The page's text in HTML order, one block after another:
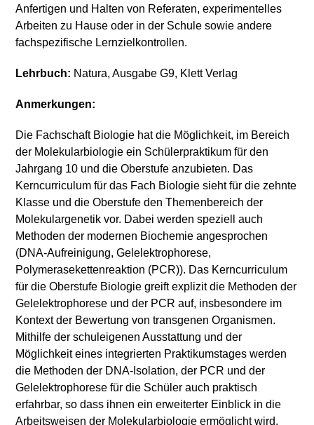
Anfertigen und Halten von Referaten, experimentelles
Arbeiten zu Hause oder in der Schule sowie andere
fachspezifische Lernzielkontrollen.
Lehrbuch: Natura, Ausgabe G9, Klett Verlag
Anmerkungen:
Die Fachschaft Biologie hat die Möglichkeit, im Bereich
der Molekularbiologie ein Schülerpraktikum für den
Jahrgang 10 und die Oberstufe anzubieten. Das
Kerncurriculum für das Fach Biologie sieht für die zehnte
Klasse und die Oberstufe den Themenbereich der
Molekulargenetik vor. Dabei werden speziell auch
Methoden der modernen Biochemie angesprochen
(DNA-Aufreinigung, Gelelektrophorese,
Polymerasekettenreaktion (PCR)). Das Kerncurriculum
für die Oberstufe Biologie greift explizit die Methoden der
Gelelektrophorese und der PCR auf, insbesondere im
Kontext der Bewertung von transgenen Organismen.
Mithilfe der schuleigenen Ausstattung und der
Möglichkeit eines integrierten Praktikumstages werden
die Methoden der DNA-Isolation, der PCR und der
Gelelektrophorese für die Schüler auch praktisch
erfahrbar, so dass ihnen ein erweiterter Einblick in die
Arbeitsweisen der Molekularbiologie ermöglicht wird.